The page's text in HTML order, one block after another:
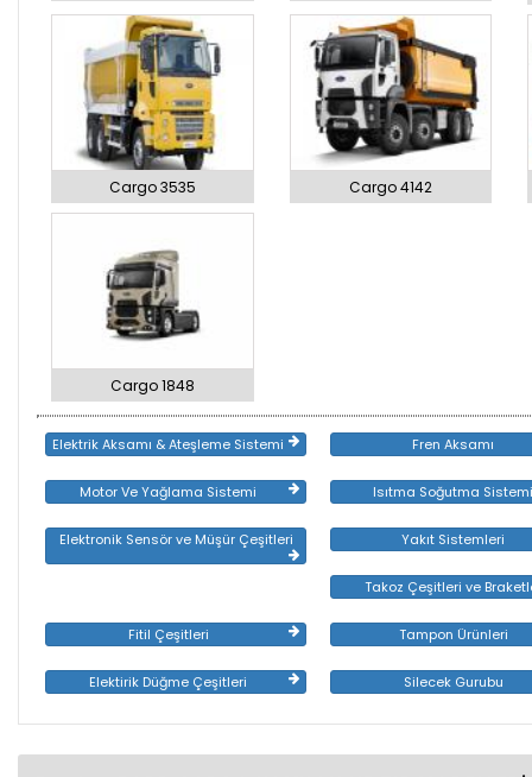
Cargo 3535 Cargo 4142
Cargo 1848
Elektrik Aksamı & Ateşleme Sistemi Fren Aksamı
Motor Ve Yağlama Sistemi Isıtma Soğutma
Elektronik Sensör ve Müşür Çeşitleri Yakıt Sistemleri
Takoz Çeşitleri ve
Fitil Çeşitleri Tampon Ürünleri
Elektirik Düğme Çeşitleri Silecek Gurubu